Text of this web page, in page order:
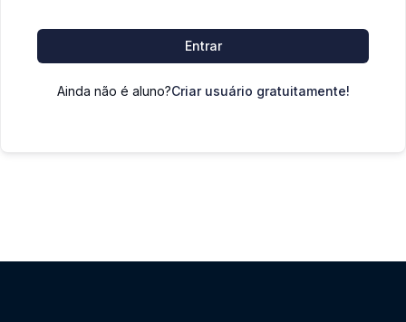
Entrar
Ainda não é aluno?Criar usuário gratuitamente!